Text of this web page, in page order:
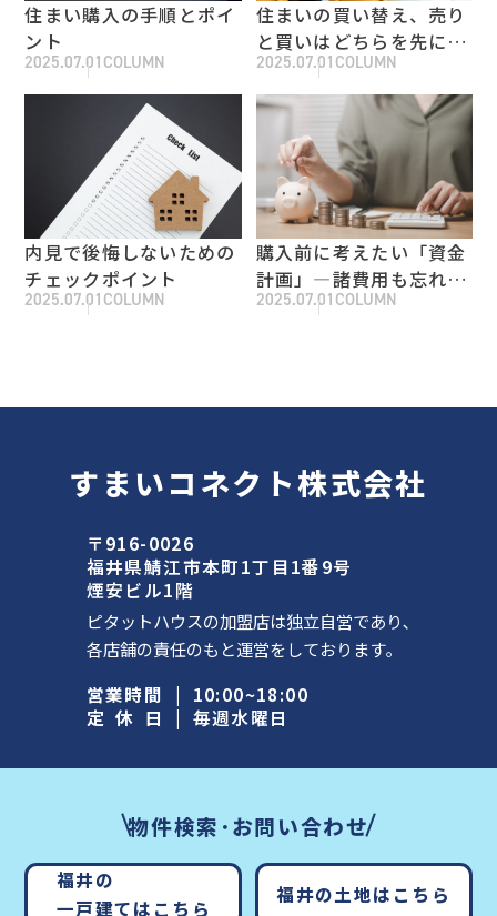
住まい購入の手順とポイ
ント
2025.07.01 COLUMN
住まいの買い替え、売り
と買いはどちらを先にす
るべき？
2025.07.01 COLUMN
内見で後悔しないための
チェックポイント
2025.07.01 COLUMN
購入前に考えたい「資金
計画」―諸費用も忘れず
に準備を！
2025.07.01 COLUMN
すまいコネクト株式会社
〒916-0026
福井県鯖江市本町1丁目1番9号
煙安ビル1階
ピタットハウスの加盟店は独立自営であり､
各店舗の責任のもと運営をしております｡
営業時間 |
10:00~18:00
定休日
| 毎週水曜日
物件検索･お問い合わせ
福井の
一戸建てはこちら
福井の土地はこちら